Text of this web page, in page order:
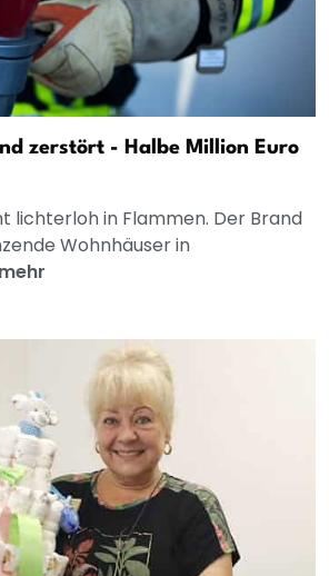
zerstört - Halbe Million Euro
lichterloh in Flammen. Der Brand
Wohnhäuser in
mehr